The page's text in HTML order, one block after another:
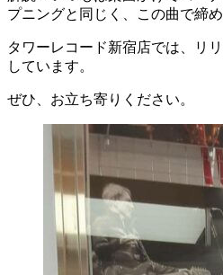
プニングと同じく、この曲で締
タワーレコード新宿店では、リ
しています。
ぜひ、お立ち寄りください。